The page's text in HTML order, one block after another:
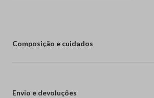
Composição e cuidados
Envio e devoluções